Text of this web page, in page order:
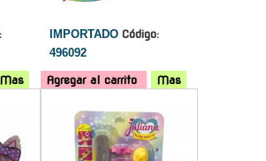
Mas
IMPORTADO Código:
496092
Agregar al carrito
Mas